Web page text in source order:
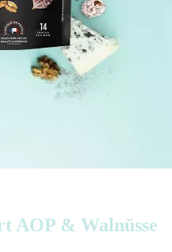
AOP & Walnüsse